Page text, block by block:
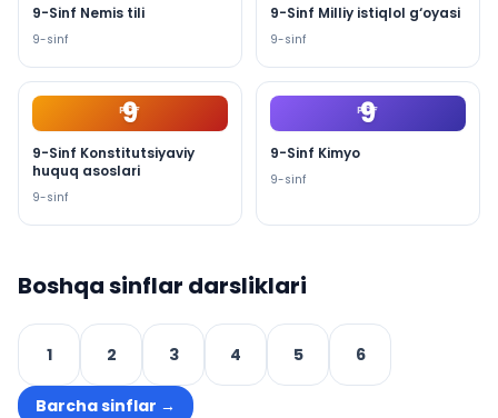
9-Sinf Nemis tili
9-sinf
9-Sinf Milliy istiqlol g‘oyasi
9-sinf
9
PDF
9-Sinf Konstitutsiyaviy
huquq asoslari
9-sinf
9
PDF
9-Sinf Kimyo
9-sinf
Boshqa sinflar darsliklari
1 2 3 4 5 6
Barcha sinflar →